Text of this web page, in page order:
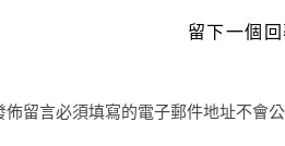
留下一個回
佈留言必須填寫的電子郵件地址不會公